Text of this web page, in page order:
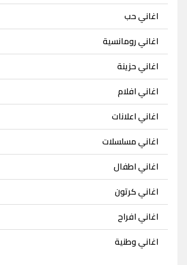
اغاني حب
اغاني رومانسية
اغاني حزينة
اغاني افلام
اغاني اعلانات
اغاني مسلسلات
اغاني اطفال
اغاني كرتون
اغاني افراح
اغاني وطنية